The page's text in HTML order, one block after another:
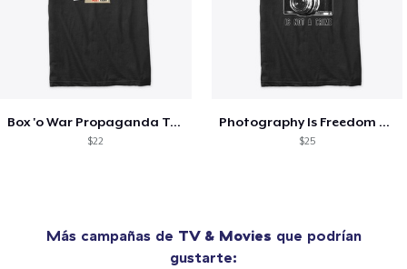
Box 'o War Propaganda Tee
$22
Photography Is Freedom Tee
$25
Más campañas de TV & Movies que podrían
gustarte: